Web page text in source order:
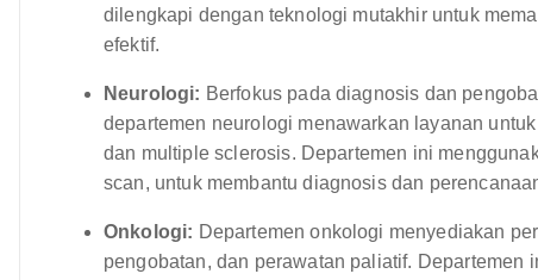
dilengkapi dengan teknologi mutakhir untuk
efektif.
Neurologi: Berfokus pada diagnosis dan
departemen neurologi menawarkan layanan
dan multiple sclerosis. Departemen ini
scan, untuk membantu diagnosis dan
Onkologi: Departemen onkologi menyediakan
pengobatan, dan perawatan paliatif.